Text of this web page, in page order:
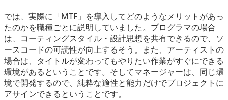
では、実際に「MTF」を導入してどのようなメリットがあっ
たのかを職種ごとに説明していました。プログラマの場合
は、コーティングスタイル・設計思想を共有できるので、ソ
ースコードの可読性が向上するそう。また、アーティストの
場合は、タイトルが変わってもやりたい作業がすぐにできる
環境があるということです。そしてマネージャーは、同じ環
境で開発するので、純粋な適性と能力だけでプロジェクトに
アサインできるということです。